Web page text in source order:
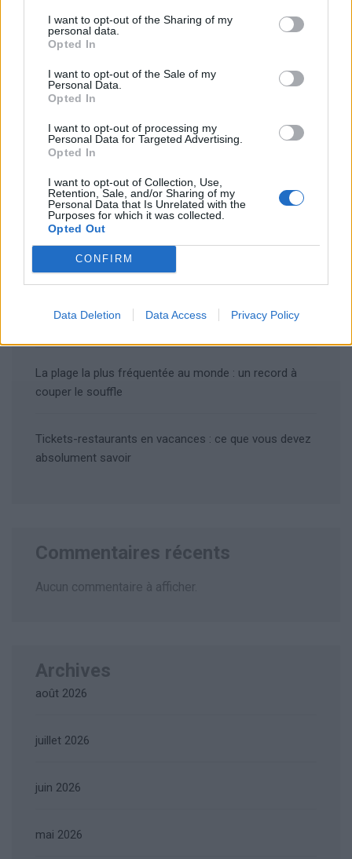
I want to opt-out of the Sharing of my
personal data.
Opted In
I want to opt-out of the Sale of my
Personal Data.
Opted In
I want to opt-out of processing my
Personal Data for Targeted Advertising.
Opted In
I want to opt-out of Collection, Use,
Retention, Sale, and/or Sharing of my
Personal Data that Is Unrelated with the
Purposes for which it was collected.
Opted Out
CONFIRM
Data Deletion Data Access Privacy Policy
Les îles européennes, la nouvelle tendance
romantique des jeunes mariés
Voyages locaux en 2026 : la France se tourne vers
Grève chez EasyJet : ce qui menace vos vols cet été
La plage la plus fréquentée au monde : un record à
couper le souffle
Tickets-restaurants en vacances : ce que vous devez
absolument savoir
Commentaires récents
Aucun commentaire à afficher.
Archives
août 2026
juillet 2026
juin 2026
mai 2026